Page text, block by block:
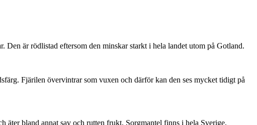
är rödlistad eftersom den minskar starkt i hela landet utom på Gotland.
Fjärilen övervintrar som vuxen och därför kan den ses mycket tidigt på
bland annat sav och rutten frukt. Sorgmantel finns i hela Sverige.